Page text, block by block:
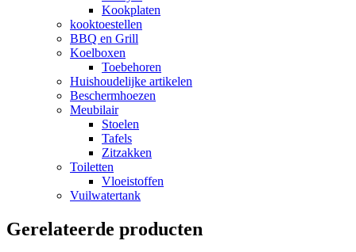
Kookplaten
kooktoestellen
BBQ en Grill
Koelboxen
Toebehoren
Huishoudelijke artikelen
Beschermhoezen
Meubilair
Stoelen
Tafels
Zitzakken
Toiletten
Vloeistoffen
Vuilwatertank
Gerelateerde producten